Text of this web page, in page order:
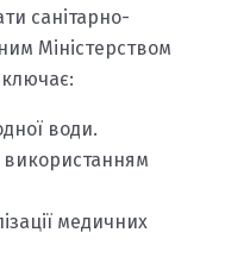
санітарно-
Міністерством
води.
медичних